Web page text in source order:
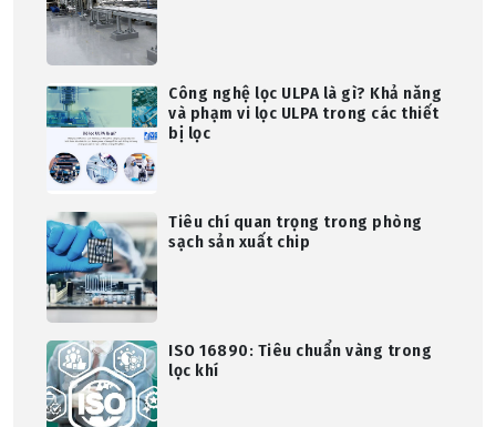
Công nghệ lọc ULPA là gì? Khả năng
và phạm vi lọc ULPA trong các thiết
bị lọc
Tiêu chí quan trọng trong phòng
sạch sản xuất chip
ISO 16890: Tiêu chuẩn vàng trong
lọc khí